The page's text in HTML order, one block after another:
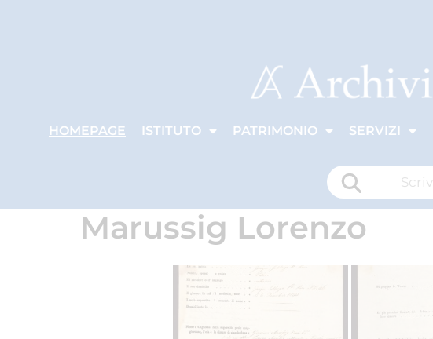
HOMEPAGE ISTITUTO PATRIMONIO SERVIZI
Marussig Lorenzo